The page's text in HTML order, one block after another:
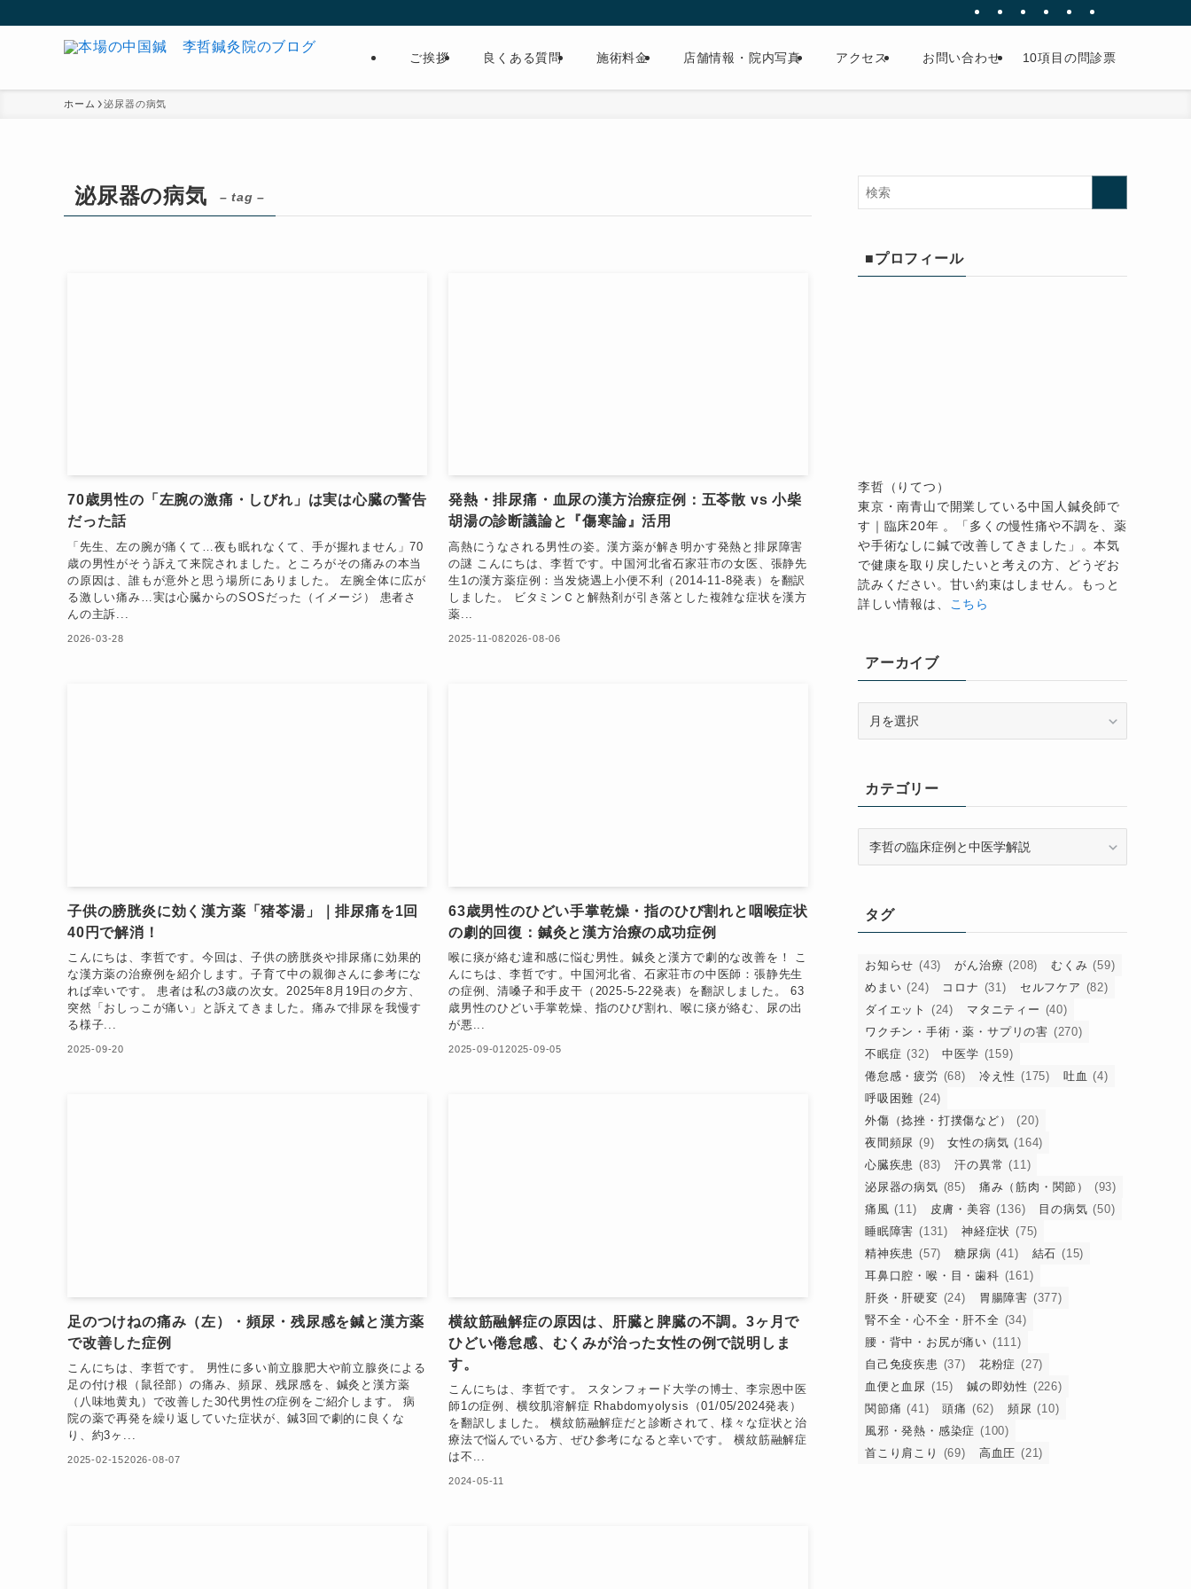
ご挨拶 良くある質問 施術料金 店舗情報・院内写真 アクセス お問い合わせ 10項目の問診票
ホーム 泌尿器の病気
泌尿器の病気 – tag –
70歳男性の「左腕の激痛・しびれ」は実は心臓の警告
だった話
「先生、左の腕が痛くて…夜も眠れなくて、手が握れません」70
歳の男性がそう訴えて来院されました。ところがその痛みの本当
の原因は、誰もが意外と思う場所にありました。 左腕全体に広が
る激しい痛み…実は心臓からのSOSだった（イメージ） 患者さ
んの主訴...
2026-03-28
発熱・排尿痛・血尿の漢方治療症例：五苓散 vs 小柴
胡湯の診断議論と『傷寒論』活用
高熱にうなされる男性の姿。漢方薬が解き明かす発熱と排尿障害
の謎 こんにちは、李哲です。中国河北省石家荘市の女医、張静先
生1の漢方薬症例：当发烧遇上小便不利（2014-11-8発表）を翻訳
しました。 ビタミンＣと解熱剤が引き落とした複雑な症状を漢方
薬...
2025-11-082026-08-06
子供の膀胱炎に効く漢方薬「猪苓湯」｜排尿痛を1回
40円で解消！
こんにちは、李哲です。今回は、子供の膀胱炎や排尿痛に効果的
な漢方薬の治療例を紹介します。子育て中の親御さんに参考にな
れば幸いです。 患者は私の3歳の次女。2025年8月19日の夕方、
突然「おしっこが痛い」と訴えてきました。痛みで排尿を我慢す
る様子...
2025-09-20
63歳男性のひどい手掌乾燥・指のひび割れと咽喉症状
の劇的回復：鍼灸と漢方治療の成功症例
喉に痰が絡む違和感に悩む男性。鍼灸と漢方で劇的な改善を！ こ
んにちは、李哲です。中国河北省、石家荘市の中医師：張静先生
の症例、清嗓子和手皮干（2025-5-22発表）を翻訳しました。 63
歳男性のひどい手掌乾燥、指のひび割れ、喉に痰が絡む、尿の出
が悪...
2025-09-01 2025-09-05
足のつけねの痛み（左）・頻尿・残尿感を鍼と漢方薬
で改善した症例
こんにちは、李哲です。 男性に多い前立腺肥大や前立腺炎による
足の付け根（鼠径部）の痛み、頻尿、残尿感を、鍼灸と漢方薬
（八味地黄丸）で改善した30代男性の症例をご紹介します。 病
院の薬で再発を繰り返していた症状が、鍼3回で劇的に良くな
り、約3ヶ...
2025-02-152026-08-07
横紋筋融解症の原因は、肝臓と脾臓の不調。3ヶ月で
ひどい倦怠感、むくみが治った女性の例で説明しま
す。
こんにちは、李哲です。 スタンフォード大学の博士、李宗恩中医
師1の症例、横纹肌溶解症 Rhabdomyolysis（01/05/2024発表）
を翻訳しました。 横紋筋融解症だと診断されて、様々な症状と治
療法で悩んでいる方、ぜひ参考になると幸いです。 横紋筋融解症
は不...
2024-05-11
■プロフィール
李哲（りてつ）
東京・南青山で開業している中国人鍼灸師で
す｜臨床20年 。「多くの慢性痛や不調を、薬
や手術なしに鍼で改善してきました」。本気
で健康を取り戻したいと考えの方、どうぞお
読みください。甘い約束はしません。もっと
詳しい情報は、 こちら
アーカイブ
ブカテゴリー
ータグ
お知らせ (43) がん治療 (208) むくみ (59)
めまい (24) コロナ (31) セルフケア (82)
ダイエット
(24) マタニティー (40)
ワクチン・手術・薬・サプリの害 (270)
不眠症 (32) 中医学 (159)
倦怠感・疲労 (68) 冷え性 (175) 吐血 (4)
呼吸困難 (24)
外傷（捻挫・打撲傷など）
(20)
夜間頻尿 (9) 女性の病気 (164)
心臓疾患 (83) 汗の異常 (11)
泌尿器の病気 (85) 痛み（筋肉・関節）
(93)
痛風 (11) 皮膚・美容 (136) 目の病気 (50)
睡眠障害 (131) 神経症状 (75)
精神疾患 (57) 糖尿病 (41) 結石 (15)
耳鼻口腔・喉・目・歯科 (161)
肝炎・肝硬変 (24) 胃腸障害 (377)
腎不全・心不全・肝不全 (34)
腰・背中・お尻が痛い (111)
自己免疫疾患 (37) 花粉症 (27)
血便と血尿 (15) 鍼の即効性 (226)
関節痛 (41) 頭痛 (62) 頻尿 (10)
風邪・発熱・感染症 (100)
首こり肩こり
(69) 高血圧 (21)